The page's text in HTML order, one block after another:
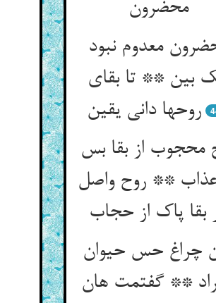
محضرون
معدوم نبود
بین ** تا بقای
روحها دانی یقین
محجوب از بقا بس
** روح واصل
بقا پاک از حجاب
چراغ حس حیوان
** گفتمت هان